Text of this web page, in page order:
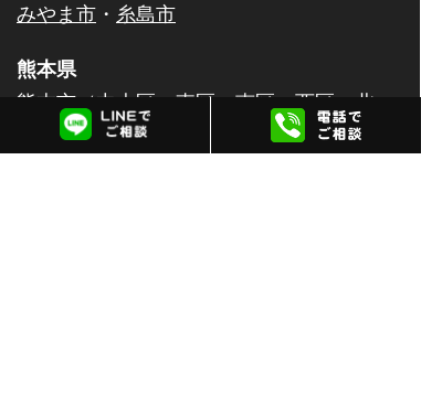
みやま市 ・ 糸島市
熊本県
熊本市（中央区 東区 南区 西区
北
）・八代市・ 荒尾市・ 水俣市